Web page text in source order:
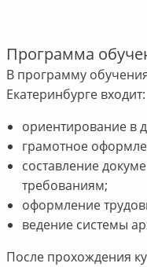
Программа
В программу
Екатеринбурге входит:
ориентирование в
грамотное
составление
требованиям;
оформление
ведение системы
После прохождения